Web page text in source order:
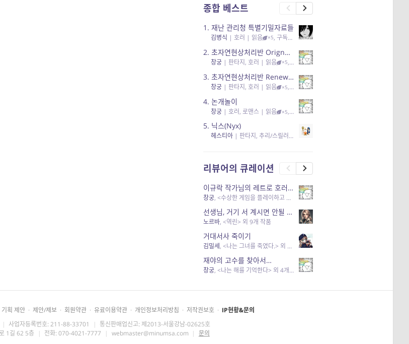
종합 베스트
1. 재난 관리청 특별기밀자료들
김병식 | 호러 | 읽음 ×5, 구독 , 응원95, 리뷰3
2. 초자연현상처리반 Orignal + True Ending
창궁 | 판타지, 호러 | 읽음 ×5, 구독 , 응원6
3. 초자연현상처리반 Renewal
창궁 | 판타지, 호러 | 읽음 ×5, 구독 , 응원82, 리뷰4
4. 논개놀이
창궁 | 호러, 로맨스 | 읽음 ×5, 공감11, 응원25
5. 닉스(Nyx)
헤스티아 | 판타지, 추리/스릴러| 읽음
리뷰어의 큐레이션
이규락 작가님의 레트로 호러 리뷰
창궁, <수상한 게임을 플레이하고 있어> 외 3개 작품
선생님, 거기 서 계시면 안될 것 같은데요-역할 클리셰를 비튼 작품들
노르바, <역린> 외 9개 작품
거대서사 죽이기
김밀세, <나는 그녀를 죽였다.> 외 1개 작품
재야의 고수를 찾아서…
창궁, <나는 해를 기억한다> 외 4개 작품
기획 제안 · 제안/제보 · 회원약관 · 유료이용약관 · 개인정보처리방침 · 저작권보호 · IP현황&문의
| 사업자등록번호: 211-88-33701 | 통신판매업신고: 제2013-서울강남-02625호
1길 62 5층 | 전화: 070-4021-7777 | webmaster@minumsa.com | 문의